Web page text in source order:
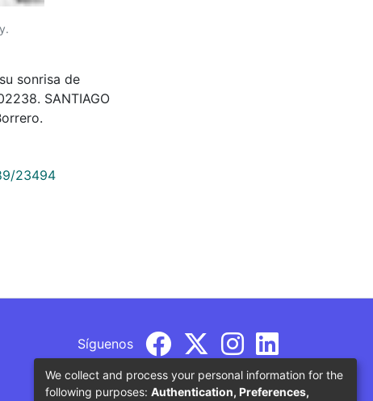
sonrisa de
SANTIAGO
23494
Síguenos
We collect and process your personal information for the
following purposes: Authentication, Preferences,